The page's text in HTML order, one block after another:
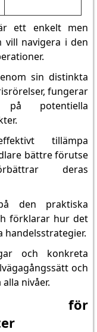
ett enkelt men
navigera i den
sin distinkta
fungerar
potentiella
tillämpa
bättre förutse
deras
den praktiska
förklarar hur det
handelsstrategier.
och konkreta
och
nivåer.
för